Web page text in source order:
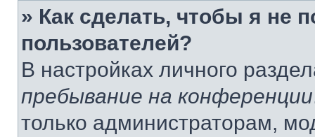
» Как сделать, чтобы я не
пользователей?
В настройках личного
пребывание на конференции
только администраторам,